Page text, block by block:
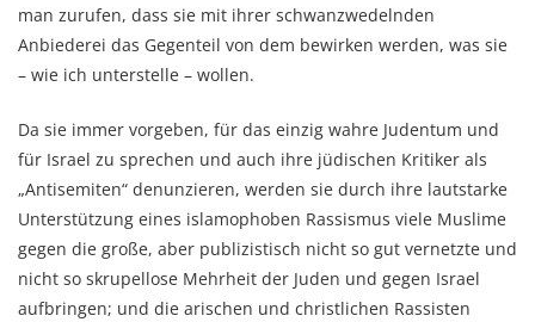
man zurufen, dass sie mit ihrer schwanzwedelnden
Anbiederei das Gegenteil von dem bewirken werden, was sie
– wie ich unterstelle – wollen.
Da sie immer vorgeben, für das einzig wahre Judentum und
für Israel zu sprechen und auch ihre jüdischen Kritiker als
„Antisemiten“ denunzieren, werden sie durch ihre lautstarke
Unterstützung eines islamophoben Rassismus viele Muslime
gegen die große, aber publizistisch nicht so gut vernetzte und
nicht so skrupellose Mehrheit der Juden und gegen Israel
aufbringen; und die arischen und christlichen Rassisten